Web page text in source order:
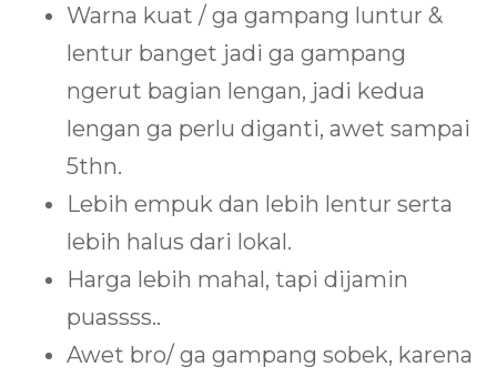
Warna kuat / ga gampang luntur &
lentur banget jadi ga gampang
ngerut bagian lengan, jadi kedua
lengan ga perlu diganti, awet sampai
5thn.
Lebih empuk dan lebih lentur serta
lebih halus dari lokal.
Harga lebih mahal, tapi dijamin
puassss..
Awet bro/ ga gampang sobek, karena